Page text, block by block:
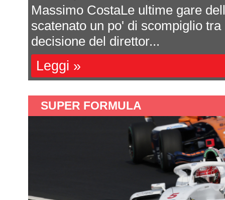
F4 CEZ hanno
Qualche
In seguito
Federazione
campionato ha
SUPER FORMULA